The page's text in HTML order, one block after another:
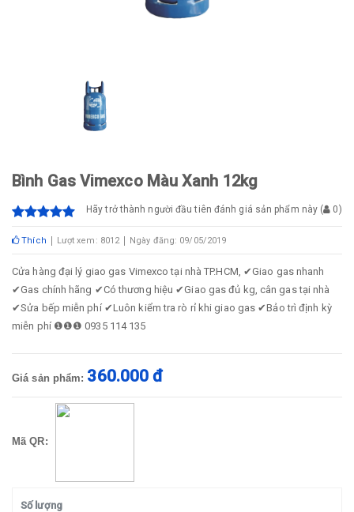
Bình Gas Vimexco Màu Xanh 12kg
Hãy trở thành người đầu tiên đánh giá sản phẩm này ( 0)
Thích Lượt xem: 8012 Ngày đăng: 09/05/2019
Cửa hàng đại lý giao gas Vimexco tại nhà TP.HCM, ✔Giao gas nhanh
✔Gas chính hãng ✔Có thương hiệu ✔Giao gas đủ kg, cân gas tại nhà
✔Sửa bếp miễn phí ✔Luôn kiểm tra rò rỉ khi giao gas ✔Bảo trì định kỳ
miễn phí ❶❶❶ 0935 114 135
Giá sản phẩm: 360.000 đ
Mã QR:
Số lượng